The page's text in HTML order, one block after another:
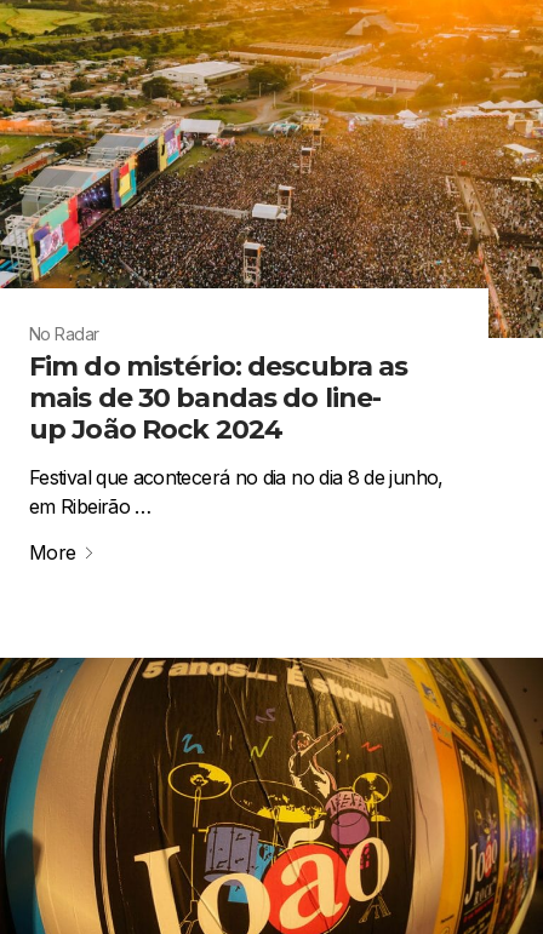
No Radar
Fim do mistério: descubra as
mais de 30 bandas do line-
up João Rock 2024
Festival que acontecerá no dia no dia 8 de junho,
em Ribeirão …
More